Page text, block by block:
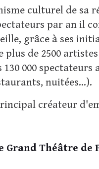
culturel de sa
par an il
grâce à ses
de 2500
000 spectateurs
nuitées...).
créateur
Grand Théâtre de